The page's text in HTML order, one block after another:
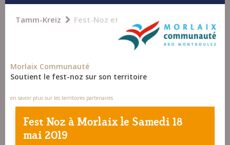
Tamm-Kreiz Fest-Noz et Fest-Deiz
Morlaix Communauté
Soutient le fest-noz sur son territoire
en savoir plus sur les territoires partenaires
Fest Noz àMorlaixle Samedi 18
mai 2019